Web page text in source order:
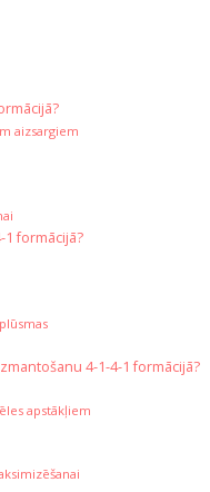
aizsargiem
1 formācijā?
4-1-4-1 formācijā?
apstākļiem